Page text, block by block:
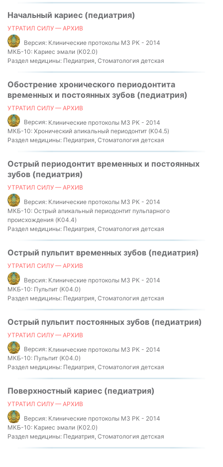
Начальный кариес (педиатрия)
УТРАТИЛ СИЛУ — АРХИВ
Версия: Клинические протоколы МЗ РК - 2014
МКБ-10: Кариес эмали (K02.0)
Раздел медицины: Педиатрия, Стоматология детская
Обострение хронического периодонтита
временных и постоянных зубов (педиатрия)
УТРАТИЛ СИЛУ — АРХИВ
Версия: Клинические протоколы МЗ РК - 2014
МКБ-10: Хронический апикальный периодонтит (K04.5)
Раздел медицины: Педиатрия, Стоматология детская
Острый периодонтит временных и постоянных
зубов (педиатрия)
УТРАТИЛ СИЛУ — АРХИВ
Версия: Клинические протоколы МЗ РК - 2014
МКБ-10: Острый апикальный периодонтит пульпарного
происхождения (K04.4)
Раздел медицины: Педиатрия, Стоматология детская
Острый пульпит временных зубов (педиатрия)
УТРАТИЛ СИЛУ — АРХИВ
Версия: Клинические протоколы МЗ РК - 2014
МКБ-10: Пульпит (K04.0)
Раздел медицины: Педиатрия, Стоматология детская
Острый пульпит постоянных зубов (педиатрия)
УТРАТИЛ СИЛУ — АРХИВ
Версия: Клинические протоколы МЗ РК - 2014
МКБ-10: Пульпит (K04.0)
Раздел медицины: Педиатрия, Стоматология детская
Поверхностный кариес (педиатрия)
УТРАТИЛ СИЛУ — АРХИВ
Версия: Клинические протоколы МЗ РК - 2014
МКБ-10: Кариес эмали (K02.0)
Раздел медицины: Педиатрия, Стоматология детская